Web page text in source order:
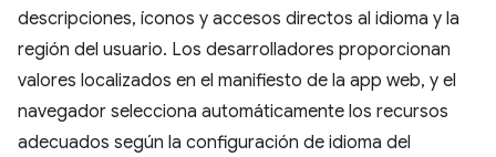
descripciones, íconos y accesos directos al idioma y la
región del usuario. Los desarrolladores proporcionan
valores localizados en el manifiesto de la app web, y el
navegador selecciona automáticamente los recursos
adecuados según la configuración de idioma del